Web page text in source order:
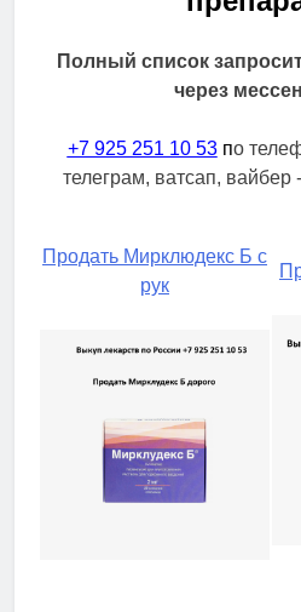
Полный список
через
+7 925 251 10 53по
телеграм, ватсап, вайбер -
Продать Мирклюдекс Б с
рук